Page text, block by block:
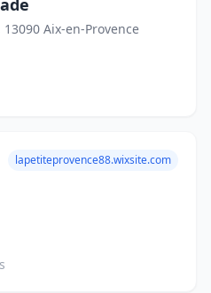
Aix-en-Provence
lapetiteprovence88.wixsite.com